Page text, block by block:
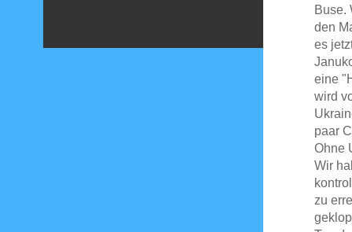
Buse.
den
es
eine
wird
paar
Ohne
Wir
zu